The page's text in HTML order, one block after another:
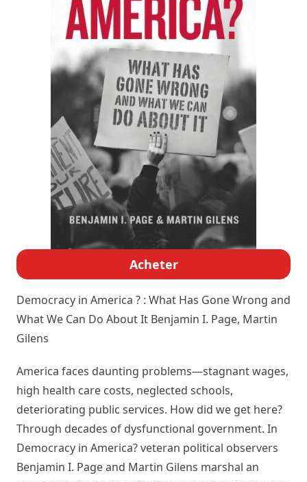
Acheter
Democracy in America ? : What Has Gone Wrong and
What We Can Do About It Benjamin I. Page, Martin
Gilens
America faces daunting problems—stagnant wages,
high health care costs, neglected schools,
deteriorating public services. How did we get here?
Through decades of dysfunctional government. In
Democracy in America? veteran political observers
Benjamin I. Page and Martin Gilens marshal an